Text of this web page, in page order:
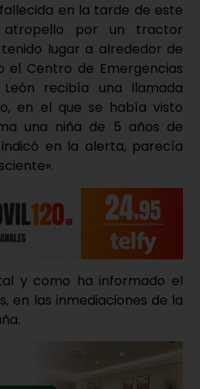
en la tarde de este
por un tractor
lugar a alrededor de
el Centro de Emergencias
recibía una llamada
en el que se había visto
una niña de 5 años de
en la alerta, parecía
y como ha informado el
en las inmediaciones de la